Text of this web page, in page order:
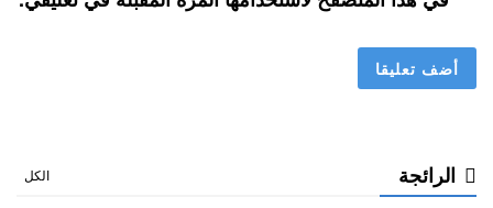
الرائجة الكل